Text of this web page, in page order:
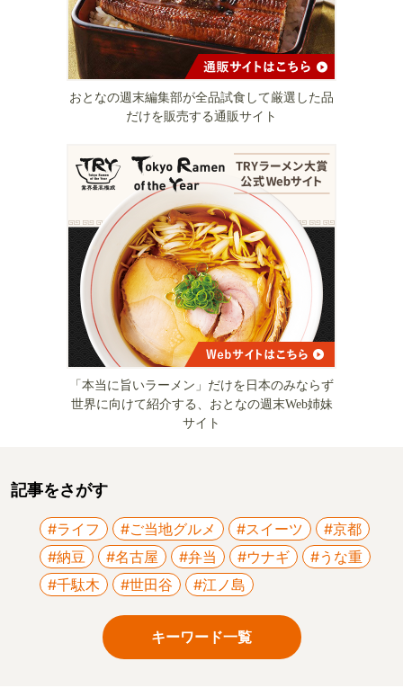
おとなの週末編集部が全品試食して厳選した品
だけを販売する通販サイト
「本当に旨いラーメン」だけを日本のみならず
世界に向けて紹介する、おとなの週末Web姉妹
サイト
記事をさがす
#ライフ #ご当地グルメ #スイーツ
#京都
#納豆
#名古屋 #弁当 #ウナギ
#うな重
#千駄木
#世田谷 #江ノ島
キーワード一覧